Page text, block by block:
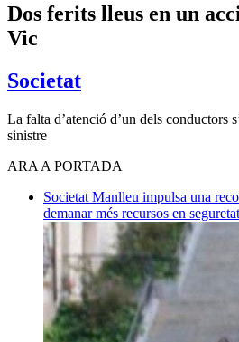
Dos ferits lleus en un
Vic
Societat
La falta d’atenció d’un dels conductors
sinistre
ARA A PORTADA
Societat Manlleu impulsa una
demanar més recursos en seguretat